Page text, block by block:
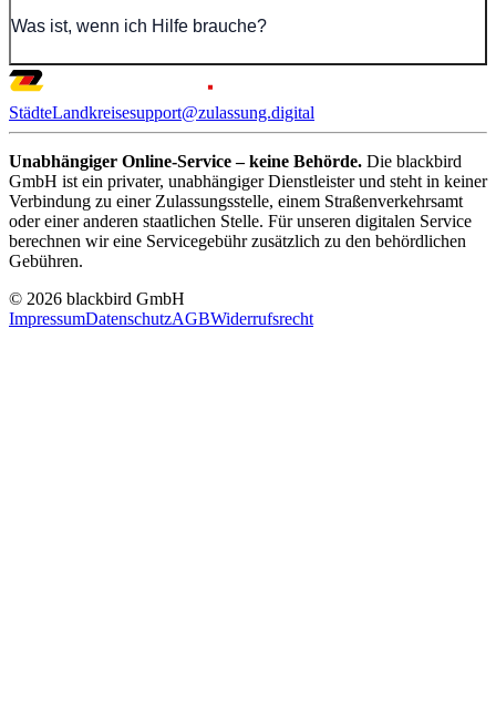
Was ist, wenn ich Hilfe brauche?
StädteLandkreisesupport@zulassung.digital
Unabhängiger Online-Service – keine Behörde. Die blackbird
GmbH ist ein privater, unabhängiger Dienstleister und steht in keiner
Verbindung zu einer Zulassungsstelle, einem Straßenverkehrsamt
oder einer anderen staatlichen Stelle. Für unseren digitalen Service
berechnen wir eine Servicegebühr zusätzlich zu den behördlichen
Gebühren.
© 2026 blackbird GmbH
ImpressumDatenschutzAGBWiderrufsrecht